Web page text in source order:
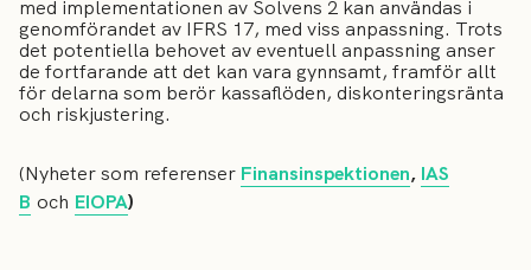
med implementationen av Solvens 2 kan användas i
genomförandet av IFRS 17, med viss anpassning. Trots
det potentiella behovet av eventuell anpassning anser
de fortfarande att det kan vara gynnsamt, framför allt
för delarna som berör kassaflöden, diskonteringsränta
och riskjustering.
(Nyheter som referenser Finansinspektionen, IAS
B och EIOPA)